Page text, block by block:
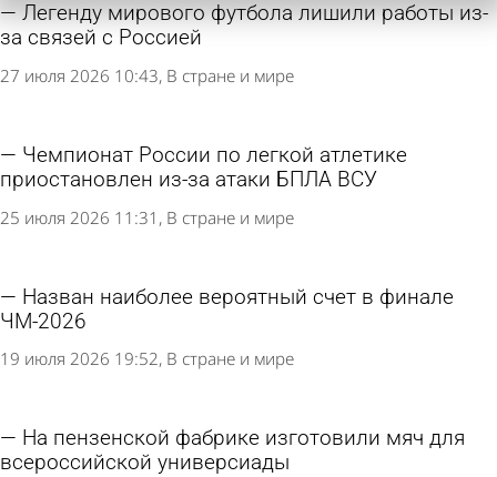
Легенду мирового футбола лишили работы из-
за связей с Россией
27 июля 2026 10:43 В стране и мире
Чемпионат России по легкой атлетике
приостановлен из-за атаки БПЛА ВСУ
25 июля 2026 11:31 В стране и мире
Назван наиболее вероятный счет в финале
ЧМ-2026
19 июля 2026 19:52 В стране и мире
На пензенской фабрике изготовили мяч для
всероссийской универсиады